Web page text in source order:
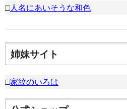
□人名にあいそうな和色
姉妹サイト
□家紋のいろは